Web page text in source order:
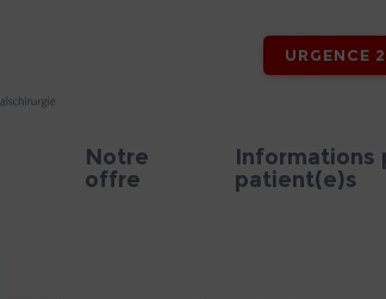
URGENCE
Notre
offre
Informations
patient(e)s